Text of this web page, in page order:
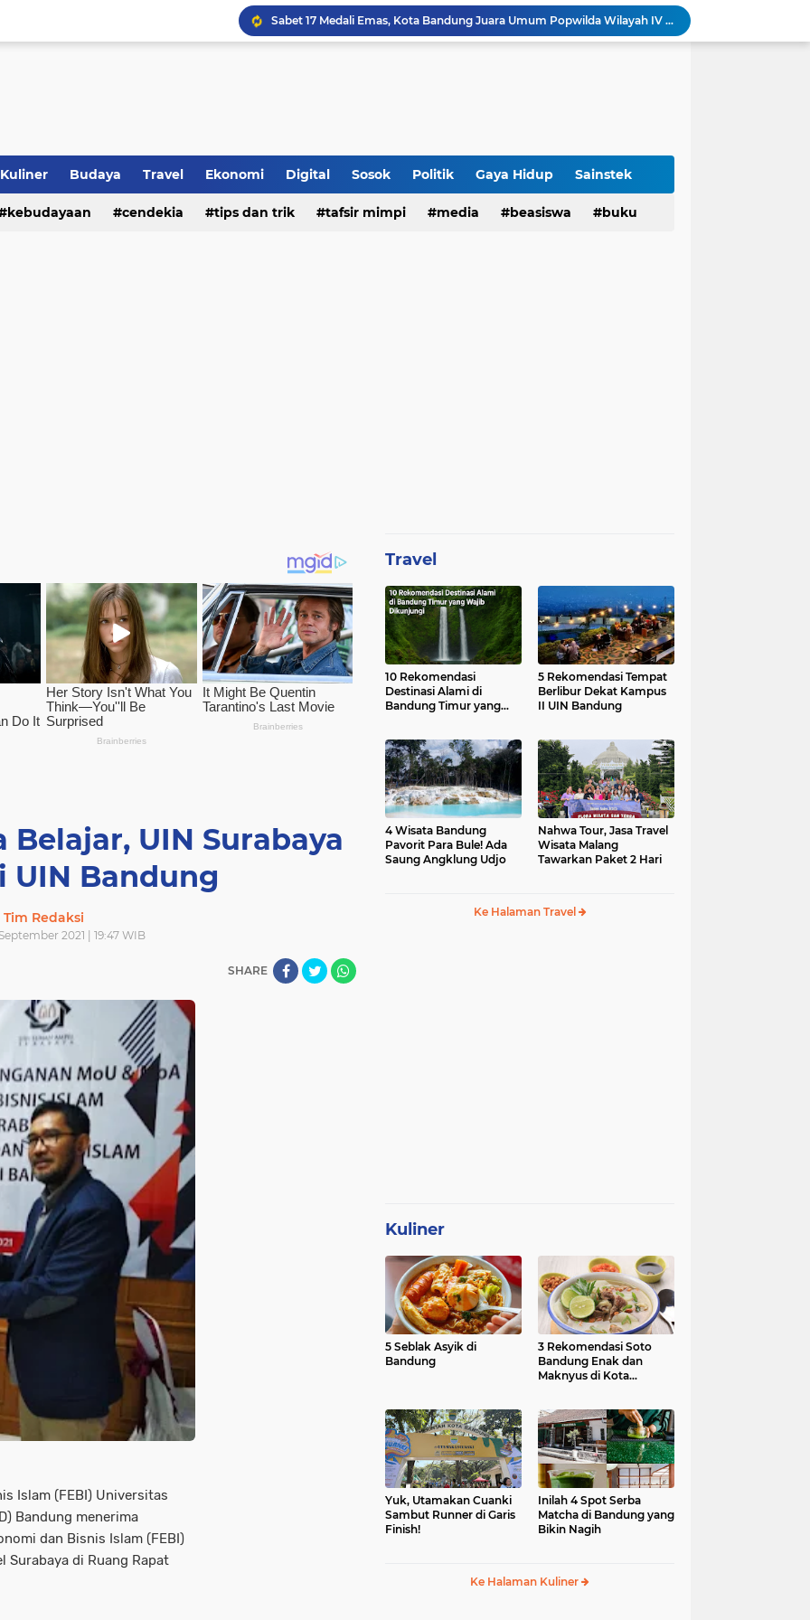
Sabet 17 Medali Emas, Kota Bandung Juara Umum Popwilda Wilayah IV Jabar 2026
Jalan Redup Agama: Catatan untuk Munas-Kobes NU
Opini dan Hukum
Kuliner Budaya Travel Ekonomi Digital Sosok Politik Gaya Hidup Sainstek
kebudayaan cendekia tips dan trik tafsir mimpi media beasiswa buku
UIN Surabaya
UIN Bandung
Tim Redaksi
2021 | 19:47 WIB
SHARE
Islam (FEBI) Universitas
Bandung menerima
dan Bisnis Islam (FEBI)
Surabaya di Ruang Rapat
Travel
10 Rekomendasi
Destinasi Alami di
Bandung Timur yang
5 Rekomendasi Tempat
Berlibur Dekat Kampus
II UIN Bandung
4 Wisata Bandung
Pavorit Para Bule! Ada
Saung Angklung Udjo
Nahwa Tour, Jasa Travel
Wisata Malang
Tawarkan Paket 2 Hari
Ke Halaman Travel
Kuliner
5 Seblak Asyik di
Bandung
3 Rekomendasi Soto
Bandung Enak dan
Maknyus di Kota
Yuk, Utamakan Cuanki
Sambut Runner di Garis
Finish!
Inilah 4 Spot Serba
Matcha di Bandung yang
Bikin Nagih
Ke Halaman Kuliner